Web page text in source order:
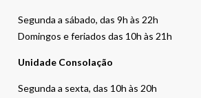
Segunda a sábado, das 9h às 22h
Domingos e feriados das 10h às 21h
Unidade Consolação
Segunda a sexta, das 10h às 20h